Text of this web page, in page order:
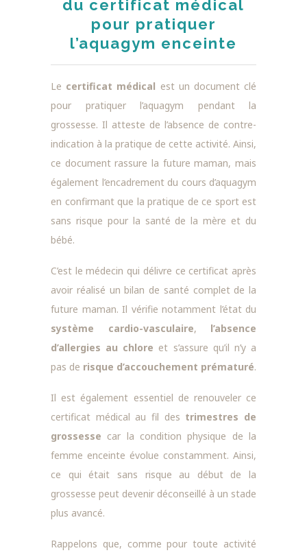
du certificat médical
pour pratiquer
l’aquagym enceinte
Le certificat médical est un document clé
pour pratiquer l’aquagym pendant la
grossesse. Il atteste de l’absence de contre-
indication à la pratique de cette activité. Ainsi,
ce document rassure la future maman, mais
également l’encadrement du cours d’aquagym
en confirmant que la pratique de ce sport est
sans risque pour la santé de la mère et du
bébé.
C’est le médecin qui délivre ce certificat après
avoir réalisé un bilan de santé complet de la
future maman. Il vérifie notamment l’état du
système cardio-vasculaire, l’absence
d’allergies au chlore et s’assure qu’il n’y a
pas de risque d’accouchement prématuré.
Il est également essentiel de renouveler ce
certificat médical au fil des trimestres de
grossesse car la condition physique de la
femme enceinte évolue constamment. Ainsi,
ce qui était sans risque au début de la
grossesse peut devenir déconseillé à un stade
plus avancé.
Rappelons que, comme pour toute activité